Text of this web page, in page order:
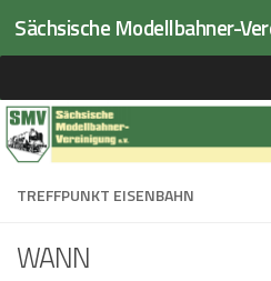
Zum Inhalt springen
TREFFPUNKT EISENBAHN
WANN